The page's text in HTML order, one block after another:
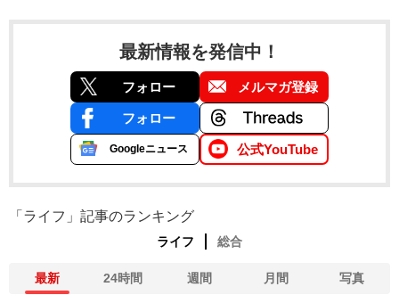
最新情報を発信中！
フォロー メルマガ登録
フォロー
Googleニュース 公式YouTube
「ライフ」記事のランキング
ライフ 総合
最新 24時間 週間 月間 写真